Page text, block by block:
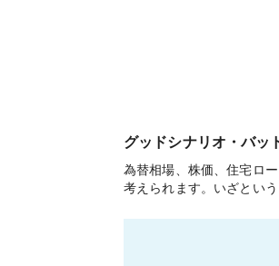
グッドシナリオ・バッ
為替相場、株価、住宅ロ
考えられます。いざとい